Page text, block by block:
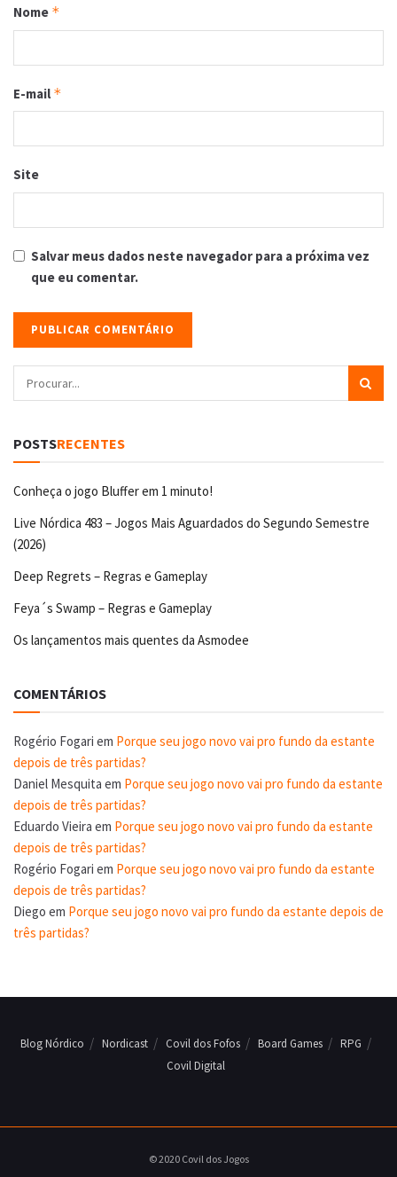
Nome *
E-mail *
Site
Salvar meus dados neste navegador para a próxima vez
que eu comentar.
POSTSRECENTES
Conheça o jogo Bluffer em 1 minuto!
Live Nórdica 483 – Jogos Mais Aguardados do Segundo Semestre
(2026)
Deep Regrets – Regras e Gameplay
Feya´s Swamp – Regras e Gameplay
Os lançamentos mais quentes da Asmodee
COMENTÁRIOS
Rogério Fogari em Porque seu jogo novo vai pro fundo da estante
depois de três partidas?
Daniel Mesquita em Porque seu jogo novo vai pro fundo da estante
depois de três partidas?
Eduardo Vieira em Porque seu jogo novo vai pro fundo da estante
depois de três partidas?
Rogério Fogari em Porque seu jogo novo vai pro fundo da estante
depois de três partidas?
Diego em Porque seu jogo novo vai pro fundo da estante depois de
três partidas?
Blog Nórdico Nordicast Covil dos Fofos Board Games
RPG
Covil Digital
© 2020 Covil dos Jogos